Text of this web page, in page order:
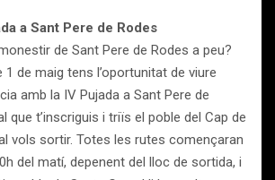
a Sant Pere de Rodes
de Sant Pere de Rodes a peu?
de maig tens l’oportunitat de viure
amb la IV Pujada a Sant Pere de
que t’inscriguis i triïs el poble del Cap de
vols sortir. Totes les rutes començaran
del matí, depenent del lloc de sortida, i